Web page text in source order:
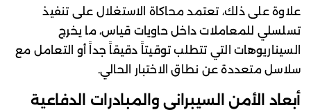
علاوة على ذلك، تعتمد محاكاة الاستغلال على تنفيذ
تسلسلي للمعاملات داخل حاويات قياس، ما يخرج
السيناريوهات التي تتطلب توقيتاً دقيقاً جداً أو التعامل مع
سلاسل متعددة عن نطاق الاختبار الحالي.
أبعاد الأمن السيبراني والمبادرات الدفاعية